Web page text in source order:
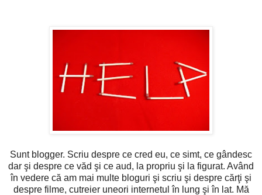
Sunt blogger. Scriu despre ce cred eu, ce simt, ce gândesc
dar şi despre ce văd şi ce aud, la propriu şi la figurat. Având
în vedere că am mai multe bloguri şi scriu şi despre cărţi şi
despre filme, cutreier uneori internetul în lung şi în lat. Mă